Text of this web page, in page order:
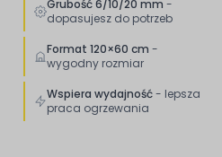
Grubość 6/10/20 mm -
dopasujesz do potrzeb
Format 120×60 cm -
wygodny rozmiar
Wspiera wydajność- lepsza
praca ogrzewania